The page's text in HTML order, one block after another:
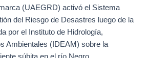
(UAEGRD) activó el Sistema
del Riesgo de Desastres luego de la
por el Instituto de Hidrología,
Ambientales (IDEAM) sobre la
súbita en el río Negro.